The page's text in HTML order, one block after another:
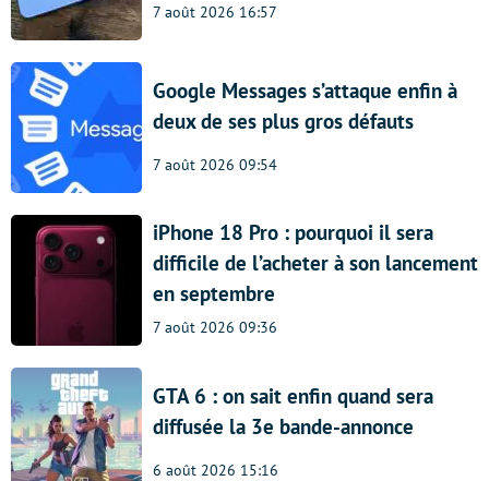
7 août 2026 16:57
Google Messages s’attaque enfin à
deux de ses plus gros défauts
7 août 2026 09:54
iPhone 18 Pro : pourquoi il sera
difficile de l’acheter à son lancement
en septembre
7 août 2026 09:36
GTA 6 : on sait enfin quand sera
diffusée la 3e bande-annonce
6 août 2026 15:16